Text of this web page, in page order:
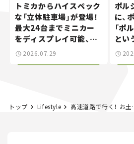
トミカからハイスペック
な「立体駐車場」が登場！
最大24台までミニカー
をディスプレイ可能、特
別な「日産 GT-R
2026.07.29
ポル
に、
「ポ
とい
載｜
トップ Lifestyle 高速道路で行く！ お土産県境を探してみた。 静岡「うなぎパイ」編